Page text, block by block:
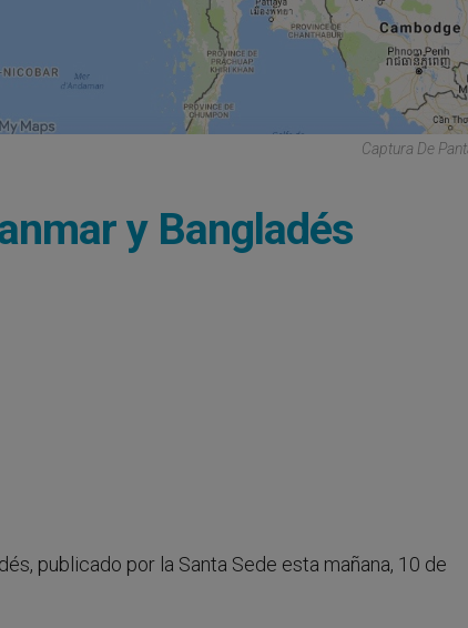
Captura De
y Bangladés
publicado por la Santa Sede esta mañana, 10 de